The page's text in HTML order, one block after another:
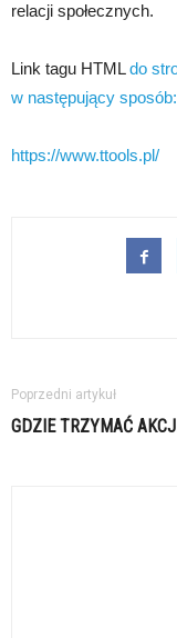
relacji społecznych.
Link tagu HTMLdo
w następujący sposób:
https://www.ttools.pl/
Poprzedni artykuł
GDZIE TRZYMAĆ